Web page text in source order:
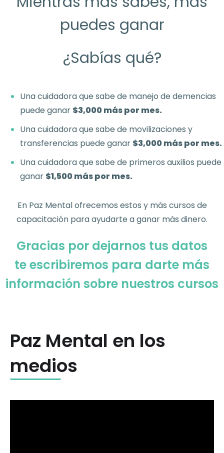
puedes ganar
¿Sabías qué?
Una cuidadora que sabe de manejo de demencias
puede ganar $3,000 más por mes.
Una cuidadora que sabe de movilizaciones y
transferencias puede ganar $3,000 más por mes.
Una cuidadora que sabe de primeros auxilios puede
ganar $1,500 más por mes.
En Paz Mental ofrecemos estos y más cursos de
capacitación para ayudarte a ganar más dinero.
Gracias por dejarnos tus datos
te escribiremos para darte más
información sobre nuestros cursos
Paz Mental en los
medios